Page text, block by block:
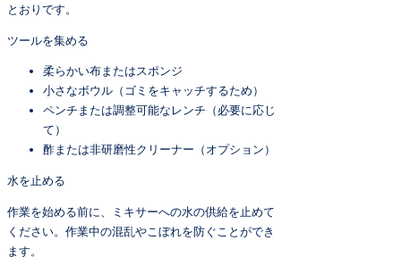
とおりです。
ツールを集める
柔らかい布またはスポンジ
小さなボウル（ゴミをキャッチするため）
ペンチまたは調整可能なレンチ（必要に応じ
て）
酢または非研磨性クリーナー（オプション）
水を止める
作業を始める前に、ミキサーへの水の供給を止めて
ください。作業中の混乱やこぼれを防ぐことができ
ます。